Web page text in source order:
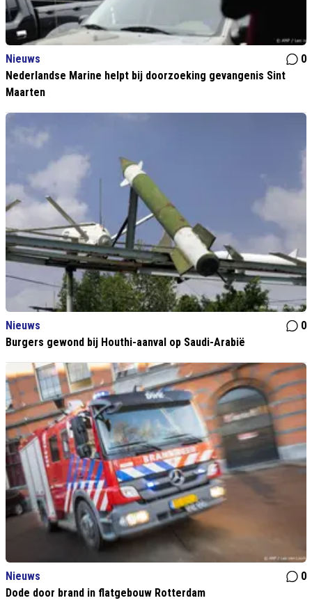
Nieuws
0
Nederlandse Marine helpt bij doorzoeking gevangenis Sint
Maarten
Nieuws
0
Burgers gewond bij Houthi-aanval op Saudi-Arabië
Nieuws
0
Dode door brand in flatgebouw Rotterdam